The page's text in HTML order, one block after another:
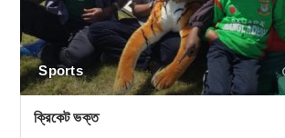
Sports
ক্রিকেট ভক্ত